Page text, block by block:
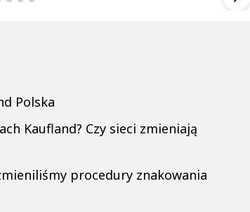
Polska
Kaufland? Czy sieci zmieniają
procedury znakowania